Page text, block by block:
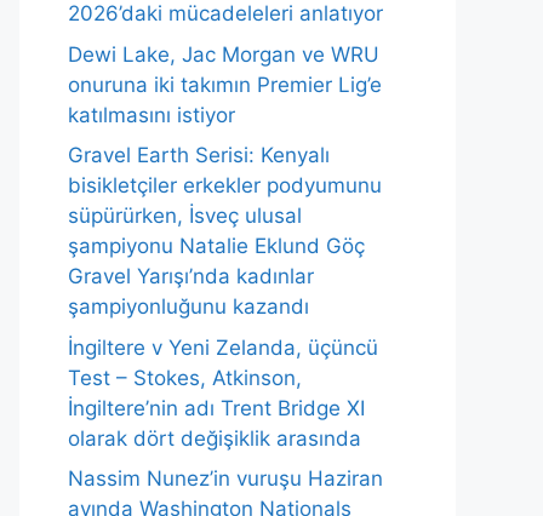
2026’daki mücadeleleri anlatıyor
Dewi Lake, Jac Morgan ve WRU
onuruna iki takımın Premier Lig’e
katılmasını istiyor
Gravel Earth Serisi: Kenyalı
bisikletçiler erkekler podyumunu
süpürürken, İsveç ulusal
şampiyonu Natalie Eklund Göç
Gravel Yarışı’nda kadınlar
şampiyonluğunu kazandı
İngiltere v Yeni Zelanda, üçüncü
Test – Stokes, Atkinson,
İngiltere’nin adı Trent Bridge XI
olarak dört değişiklik arasında
Nassim Nunez’in vuruşu Haziran
ayında Washington Nationals